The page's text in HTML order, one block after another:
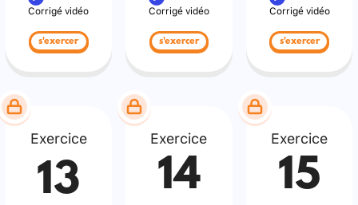
Corrigé vidéo
s'exercer
Corrigé vidéo
s'exercer
Corrigé vidéo
s'exercer
Exercice
13
Exercice
14
Exercice
15